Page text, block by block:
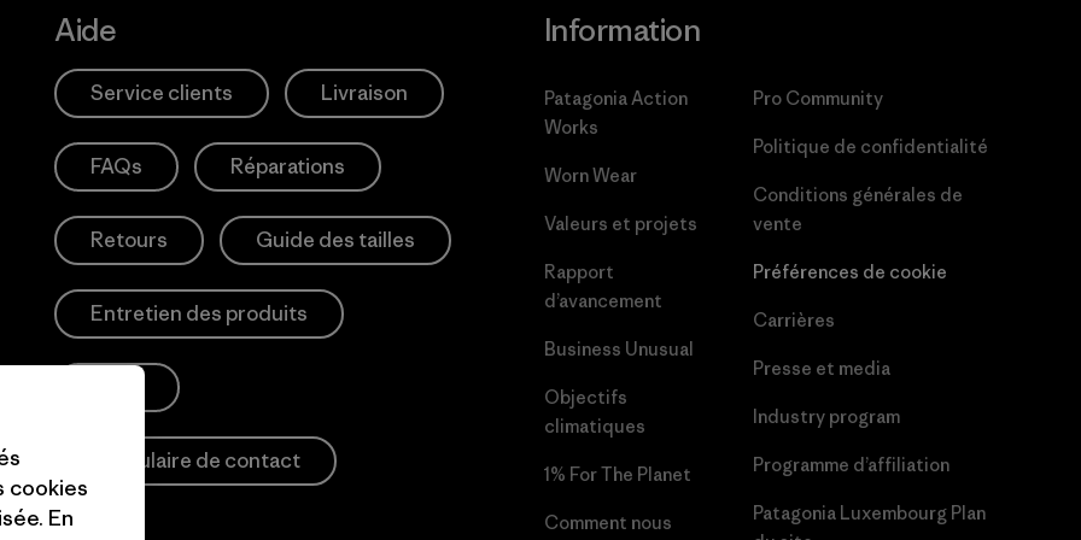
Aide
Service clients Livraison
FAQs Réparations
Retours Guide des tailles
Entretien des produits
Formulaire de contact
Information
Patagonia Action
Works
Worn Wear
Valeurs et projets
Rapport
d’avancement
Business Unusual
Objectifs
climatiques
1% For The Planet
Comment nous
Pro Community
Politique de confidentialité
Conditions générales de
vente
Préférences de cookie
Carrières
Presse et media
Industry program
Programme d’affiliation
Patagonia Luxembourg Plan
cookies
En